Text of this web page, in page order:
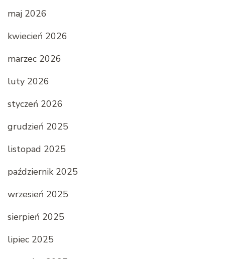
maj 2026
kwiecień 2026
marzec 2026
luty 2026
styczeń 2026
grudzień 2025
listopad 2025
październik 2025
wrzesień 2025
sierpień 2025
lipiec 2025